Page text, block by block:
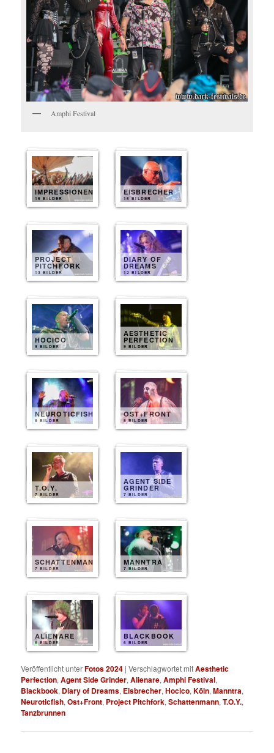
Amphi Festival
IMPRESSIONEN
15 BILDER
EISBRECHER
15 BILDER
PROJECT
PITCHFORK
13 BILDER
DIARY OF
DREAMS
12 BILDER
HOCICO
9 BILDER
AESTHETIC
PERFECTION
9 BILDER
NEUROTICFISH
8 BILDER
OST+FRONT
8 BILDER
T.O.Y.
7 BILDER
AGENT SIDE
GRINDER
7 BILDER
SCHATTENMANN
7 BILDER
MANNTRA
7 BILDER
ALIENARE
6 BILDER
BLACKBOOK
6 BILDER
Veröffentlicht unterFotos 2024 |Verschlagwortet mitAesthetic
Perfection,Agent Side Grinder,Alienare,Amphi Festival,
Blackbook, Diary of Dreams, Eisbrecher,Hocico,Köln,Manntra,
Neuroticfish,Ost+Front, Project Pitchfork,Schattenmann,T.O.Y.,
Tanzbrunnen